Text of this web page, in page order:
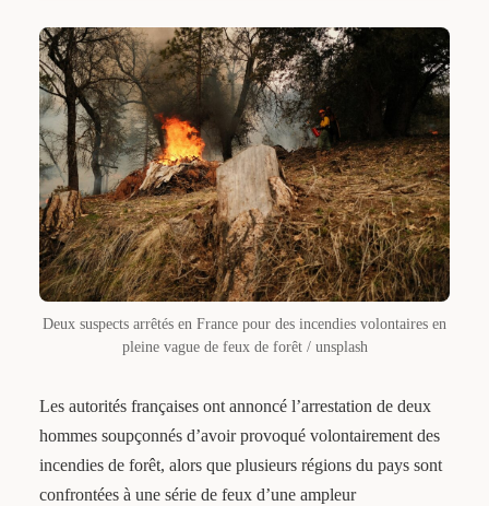
Deux suspects arrêtés en France pour des incendies volontaires en
pleine vague de feux de forêt / unsplash
Les autorités françaises ont annoncé l’arrestation de deux
hommes soupçonnés d’avoir provoqué volontairement des
incendies de forêt, alors que plusieurs régions du pays sont
confrontées à une série de feux d’une ampleur